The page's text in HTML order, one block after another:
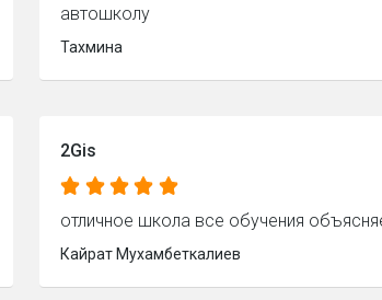
автошколу
Тахмина
2Gis
отличное школа все обучения
Кайрат Мухамбеткалиев